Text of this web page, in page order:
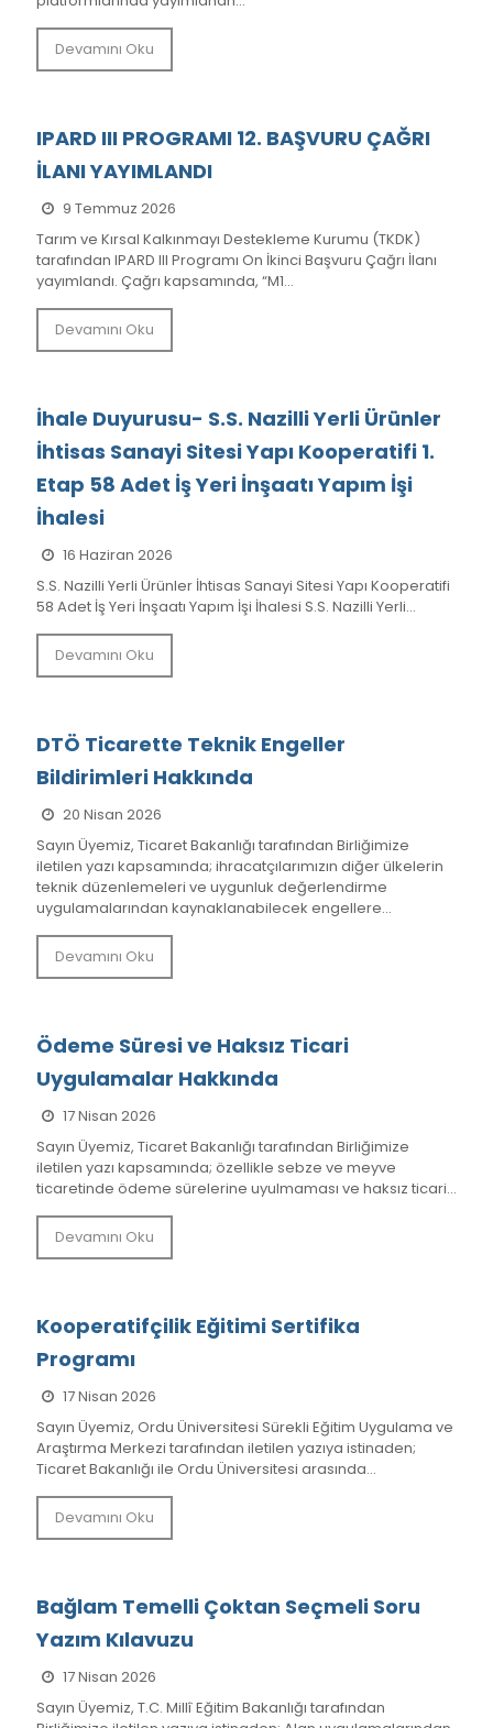
Devamını Oku
IPARD III PROGRAMI 12. BAŞVURU ÇAĞRI
İLANI YAYIMLANDI
9 Temmuz 2026
Tarım ve Kırsal Kalkınmayı Destekleme Kurumu (TKDK)
tarafından IPARD III Programı On İkinci Başvuru Çağrı İlanı
yayımlandı. Çağrı kapsamında, “M1...
Devamını Oku
İhale Duyurusu- S.S. Nazilli Yerli Ürünler
İhtisas Sanayi Sitesi Yapı Kooperatifi 1.
Etap 58 Adet İş Yeri İnşaatı Yapım İşi
İhalesi
16 Haziran 2026
S.S. Nazilli Yerli Ürünler İhtisas Sanayi Sitesi Yapı Kooperatifi
58 Adet İş Yeri İnşaatı Yapım İşi İhalesi S.S. Nazilli Yerli...
Devamını Oku
DTÖ Ticarette Teknik Engeller
Bildirimleri Hakkında
20 Nisan 2026
Sayın Üyemiz, Ticaret Bakanlığı tarafından Birliğimize
iletilen yazı kapsamında; ihracatçılarımızın diğer ülkelerin
teknik düzenlemeleri ve uygunluk değerlendirme
uygulamalarından kaynaklanabilecek engellere...
Devamını Oku
Ödeme Süresi ve Haksız Ticari
Uygulamalar Hakkında
17 Nisan 2026
Sayın Üyemiz, Ticaret Bakanlığı tarafından Birliğimize
iletilen yazı kapsamında; özellikle sebze ve meyve
ticaretinde ödeme sürelerine uyulmaması ve haksız ticari...
Devamını Oku
Kooperatifçilik Eğitimi Sertifika
Programı
17 Nisan 2026
Sayın Üyemiz, Ordu Üniversitesi Sürekli Eğitim Uygulama ve
Araştırma Merkezi tarafından iletilen yazıya istinaden;
Ticaret Bakanlığı ile Ordu Üniversitesi arasında...
Devamını Oku
Bağlam Temelli Çoktan Seçmeli Soru
Yazım Kılavuzu
17 Nisan 2026
Sayın Üyemiz, T.C. Millî Eğitim Bakanlığı tarafından